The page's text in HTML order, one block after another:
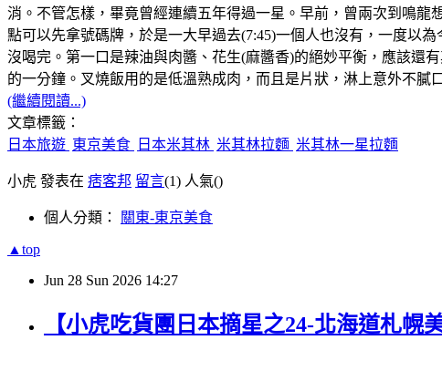
消。不管怎樣，畢竟曾經連續五年得過一星。早前，曾兩次到鳴龍
點可以先拿號碼牌，於是一大早過去(7:45)一個人也沒有，一度以
沒喝完。第一口是辣油與肉醬、花生(麻醬香)的絕妙平衡，應該還
的一分鐘。叉燒飯用的是低溫熟成肉，而且是片狀，淋上意外不膩
(繼續閱讀...)
文章標籤：
日本旅遊 東京美食 日本米其林 米其林拉麵 米其林一星拉麵
小虎 發表在 痞客邦 留言(1) 人氣()
個人分類： 關東-東京美食
▲top
Jun 28 Sun 2026 14:27
【小虎吃貨團日本摘星之24-北海道札